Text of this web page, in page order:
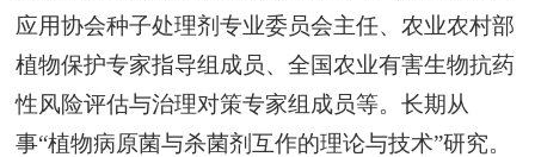
应用协会种子处理剂专业委员会主任、农业农村部
植物保护专家指导组成员、全国农业有害生物抗药
性风险评估与治理对策专家组成员等。长期从
事“植物病原菌与杀菌剂互作的理论与技术”研究。